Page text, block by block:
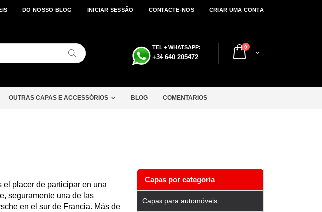
DO NOSSO BLOG INICIAR SESSÃO CONTACTE-NOS CRIAR UMA CONTA
Cart
0artigos
Pesquisa
TEL + WHATSAPP:
+34 640 205472
OUTRAS CAPAS E ACCESSÓRIOS BLOG COMENTARIOS
el placer de participar en una
seguramente una de las
en el sur de Francia. Más de
Capas por categoria
Capas para automóveis